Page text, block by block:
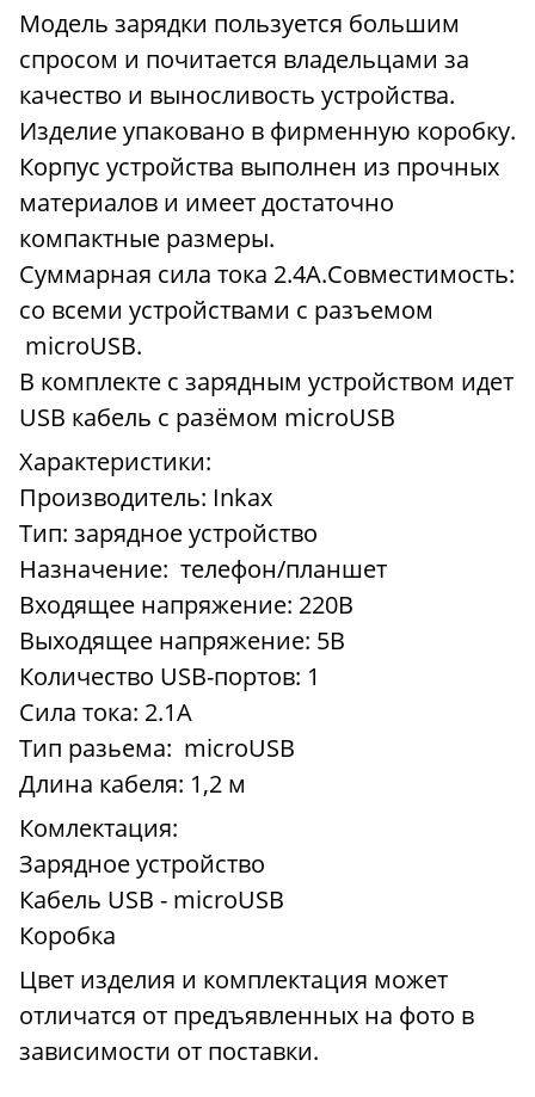
Модель зарядки пользуется большим
спросом и почитается владельцами за
качество и выносливость устройства.
Изделие упаковано в фирменную коробку.
Корпус устройства выполнен из прочных
материалов и имеет достаточно
компактные размеры.
Суммарная сила тока 2.4А.Совместимость:
со всеми устройствами с разъемом
microUSB.
В комплекте с зарядным устройством идет
USB кабель c разёмом microUSB
Характеристики:
Производитель: Inkax
Тип: зарядное устройство
Назначение: телефон/планшет
Входящее напряжение: 220В
Выходящее напряжение: 5В
Количество USB-портов: 1
Сила тока: 2.1А
Тип разьема: microUSB
Длина кабеля: 1,2 м
Комлектация:
Зарядное устройство
Кабель USB - microUSB
Коробка
Цвет изделия и комплектация может
отличатся от предъявленных на фото в
зависимости от поставки.